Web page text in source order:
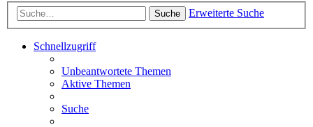
Suche Erweiterte Suche
Schnellzugriff
Unbeantwortete Themen
Aktive Themen
Suche